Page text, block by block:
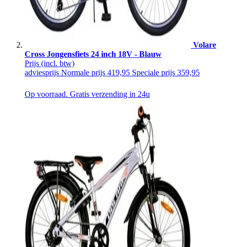
Volare
Cross Jongensfiets 24 inch 18V - Blauw
Prijs (incl. btw)
adviesprijs Normale prijs 419,95 Speciale prijs 359,95
Op voorraad. Gratis verzending in 24u